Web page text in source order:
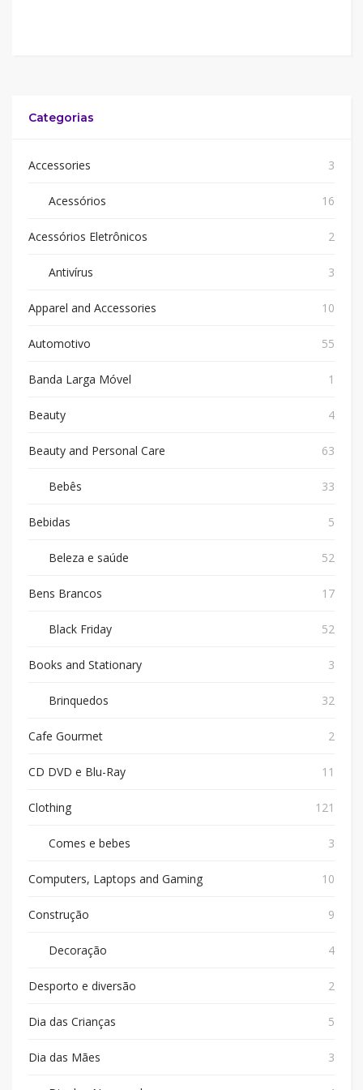
Categorias
Accessories 3
Acessórios 16
Acessórios Eletrônicos 2
Antivírus 3
Apparel and Accessories 10
Automotivo 55
Banda Larga Móvel 1
Beauty 4
Beauty and Personal Care 63
Bebês 33
Bebidas 5
Beleza e saúde 52
Bens Brancos 17
Black Friday 52
Books and Stationary 3
Brinquedos 32
Cafe Gourmet 2
CD DVD e Blu-Ray 11
Clothing 121
Comes e bebes 3
Computers, Laptops and Gaming 10
Construção 9
Decoração 4
Desporto e diversão 2
Dia das Crianças 5
Dia das Mães 3